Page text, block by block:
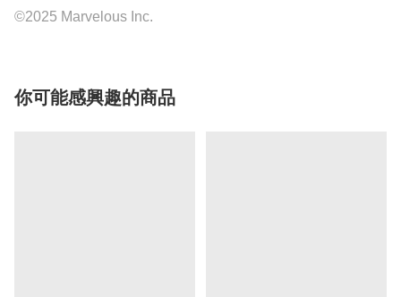
©2025 Marvelous Inc.
你可能感興趣的商品